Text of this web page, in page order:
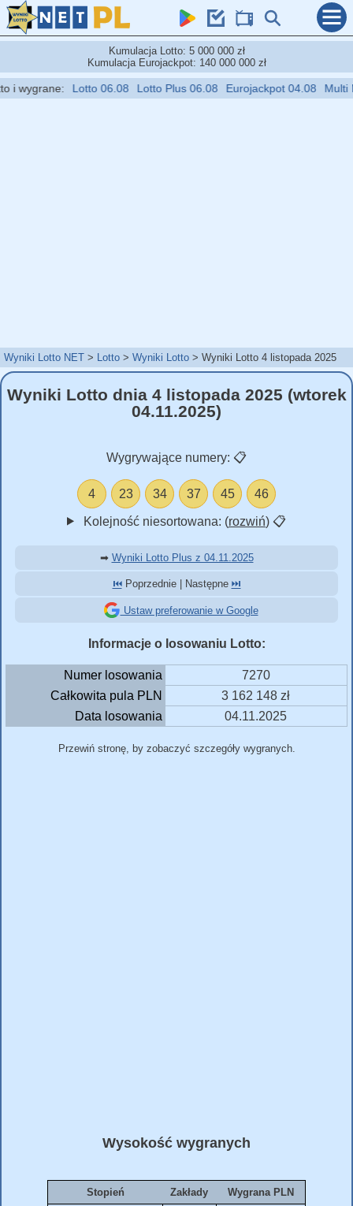
Kumulacja Lotto: 5 000 000 zł
Kumulacja Eurojackpot: 140 000 000 zł
wygrane: Lotto 06.08 Lotto Plus 06.08 Eurojackpot 04.08 Multi
Wyniki Lotto NET Lotto Wyniki Lotto Wyniki Lotto 4 listopada 2025
Wyniki Lotto dnia 4 listopada 2025 (wtorek
04.11.2025)
Wygrywające numery: 📋
4 23 34 37 45 46
Kolejność niesortowana: (rozwiń) 📋
➡ Wyniki Lotto Plus z 04.11.2025
⏮️Poprzednie | Następne ⏭️
Ustaw preferowanie w Google
Informacje o losowaniu Lotto:
Numer losowania
7270
Całkowita pula PLN
3 162 148 zł
Data losowania
04.11.2025
Przewiń stronę, by zobaczyć szczegóły wygranych.
Wysokość wygranych
Stopień Zakłady Wygrana PLN